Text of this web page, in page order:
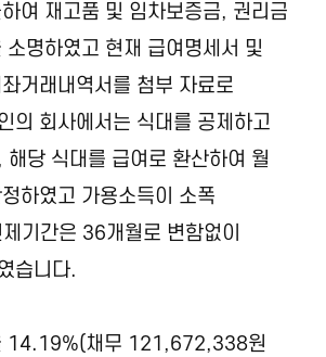
여 재고품 및 임차보증금, 권리금
소명하였고 현재 급여명세서 및
거래내역서를 첨부 자료로
의 회사에서는 식대를 공제하고
해당 식대를 급여로 환산하여 월
하였고 가용소득이 소폭
기간은 36개월로 변함없이
습니다.
14.19%(채무 121,672,338원